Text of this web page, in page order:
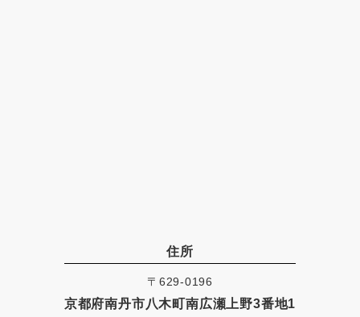
住所
〒629-0196
京都府南丹市八木町南広瀬上野3番地1